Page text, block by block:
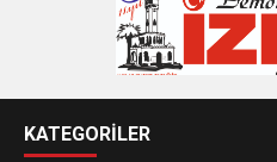
KATEGORİLER